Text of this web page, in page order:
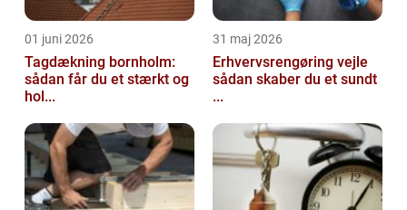
01 juni 2026
Tagdækning bornholm:
sådan får du et stærkt og
hol...
31 maj 2026
Erhvervsrengøring vejle
sådan skaber du et sundt
...